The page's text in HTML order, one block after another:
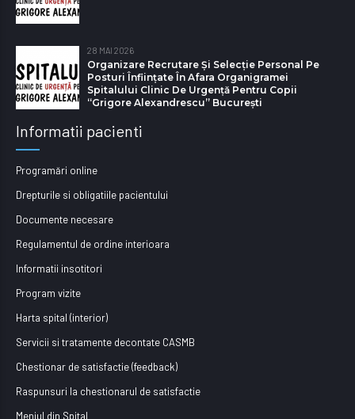
28 MAI 2026
Organizare Recrutare Și Selecție Personal Pe
Posturi Înființate În Afara Organigramei
Spitalului Clinic De Urgență Pentru Copii
“Grigore Alexandrescu” Bucureşti
Informatii pacienti
Programări online
Drepturile si obligatiile pacientului
Documente necesare
Regulamentul de ordine interioara
Informatii insotitori
Program vizite
Harta spital (interior)
Servicii si tratamente decontate CASMB
Chestionar de satisfactie (feedback)
Raspunsuri la chestionarul de satisfactie
Meniul din Spital